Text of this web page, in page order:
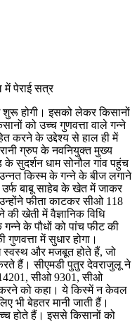
शुरू होगी। इसको लेकर किसानों
को उच्च गुणवत्ता वाले गन्ने
करने के उद्देश्य से हाल ही में
ग्रुप के नवनियुक्त मुख्य
सुदर्शन धाम सोनौल गांव पहुंच
किस्म के गन्ने के बीज लगाने
बाबू साहेब के खेत में जाकर
फीता काटकर सीओ 118
खेती में वैज्ञानिक विधि
के पौधों को पांच फीट की
में सुधार होगा।
स्वस्थ और मजबूत होते हैं, जो
हैं। सीएमडी पुतुर देवराजुलू ने
सीओ 9301, सीओ
को कहा। ये किस्में न केवल
भी बेहतर मानी जाती हैं।
होते हैं। इससे किसानों को